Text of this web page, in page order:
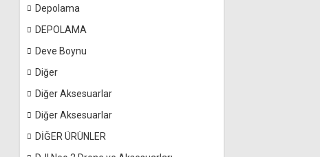
Depolama
DEPOLAMA
Deve Boynu
Diğer
Diğer Aksesuarlar
Diğer Aksesuarlar
DİĞER ÜRÜNLER